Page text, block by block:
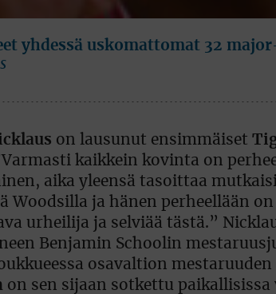
yhdessä uskomattomat 32
on lausunut ensimmäiset
kaikkein kovinta on
aika yleensä tasoittaa
Woodsilla ja hänen perheellään
urheilija ja selviää tästä.”
Benjamin Schoolin
osavaltion
on sen sijaan sotkettu